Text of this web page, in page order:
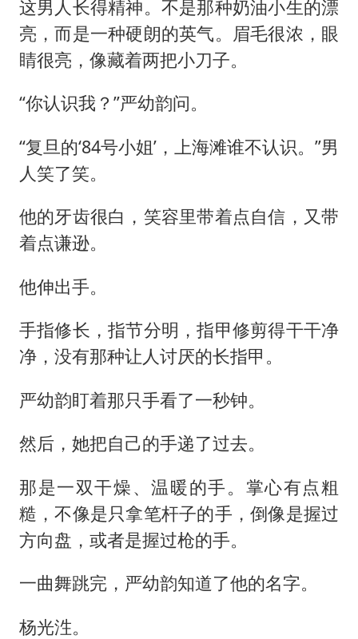
这男人长得精神。不是那种奶油小生的漂
亮，而是一种硬朗的英气。眉毛很浓，眼
睛很亮，像藏着两把小刀子。
“你认识我？”严幼韵问。
“复旦的‘84号小姐’，上海滩谁不认识。”男
人笑了笑。
他的牙齿很白，笑容里带着点自信，又带
着点谦逊。
他伸出手。
手指修长，指节分明，指甲修剪得干干净
净，没有那种让人讨厌的长指甲。
严幼韵盯着那只手看了一秒钟。
然后，她把自己的手递了过去。
那是一双干燥、温暖的手。掌心有点粗
糙，不像是只拿笔杆子的手，倒像是握过
方向盘，或者是握过枪的手。
一曲舞跳完，严幼韵知道了他的名字。
杨光泩。